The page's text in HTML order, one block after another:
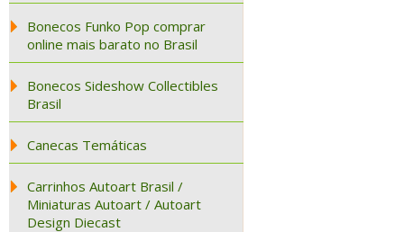
Bonecos Funko Pop comprar
online mais barato no Brasil
Bonecos Sideshow Collectibles
Brasil
Canecas Temáticas
Carrinhos Autoart Brasil /
Miniaturas Autoart / Autoart
Design Diecast